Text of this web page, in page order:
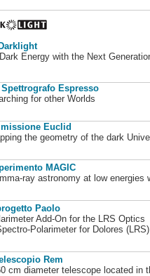
Dark Energy with the Next
Spettrografo Espresso
for other Worlds
missione Euclid
the geometry of the dark
MAGIC
ray astronomy at low energies
Paolo
Add-On for the LRS Optics
Polarimeter for Dolores
Rem
cm diameter telescope located in